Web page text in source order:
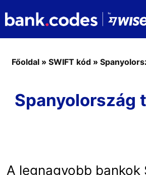
Főoldal » SWIFT kód »
Spanyolország
A legnagyobb bankok